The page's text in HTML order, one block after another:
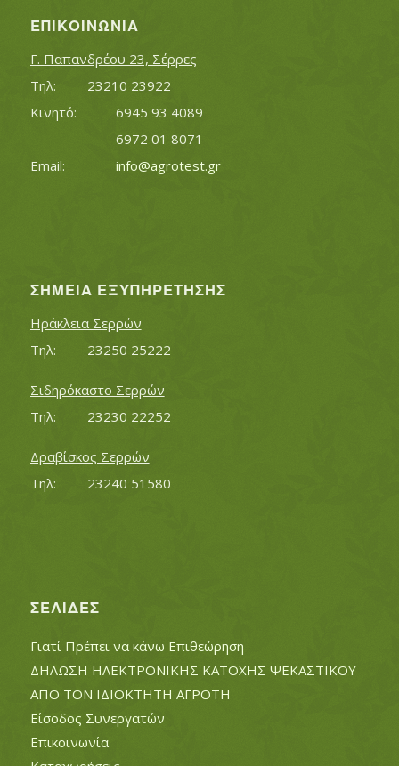
ΕΠΙΚΟΙΝΩΝΊΑ
Γ. Παπανδρέου 23, Σέρρες
Τηλ:		23210 23922
Κινητό:		6945 93 4089
			6972 01 8071
info@agrotest.gr
ΣΗΜΕΊΑ ΕΞΥΠΗΡΈΤΗΣΗΣ
Ηράκλεια Σερρών
Τηλ:		23250 25222
Σιδηρόκαστο Σερρών
Τηλ:		23230 22252
Δραβίσκος Σερρών
Τηλ:		23240 51580
ΣΕΛΊΔΕΣ
Γιατί Πρέπει να κάνω Επιθεώρηση
ΔΗΛΩΣΗ ΗΛΕΚΤΡΟΝΙΚΗΣ ΚΑΤΟΧΗΣ ΨΕΚΑΣΤΙΚΟΥ
ΑΠΟ ΤΟΝ ΙΔΙΟΚΤΗΤΗ ΑΓΡΟΤΗ
Είσοδος Συνεργατών
Επικοινωνία